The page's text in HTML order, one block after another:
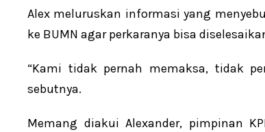
Alex meluruskan informasi yang
ke BUMN agar perkaranya bisa
“Kami tidak pernah memaksa, tidak
sebutnya.
Memang diakui Alexander, pimpinan